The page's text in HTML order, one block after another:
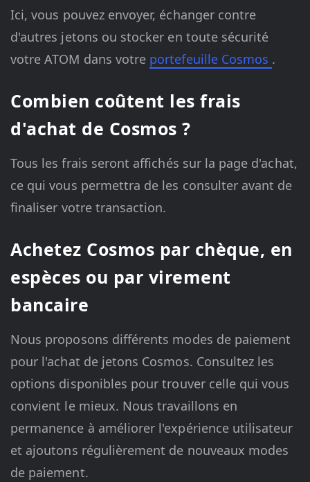
Ici, vous pouvez envoyer, échanger contre
d'autres jetons ou stocker en toute sécurité
votre ATOM dans votre portefeuille Cosmos .
Combien coûtent les frais
d'achat de Cosmos ?
Tous les frais seront affichés sur la page d'achat,
ce qui vous permettra de les consulter avant de
finaliser votre transaction.
Achetez Cosmos par chèque, en
espèces ou par virement
bancaire
Nous proposons différents modes de paiement
pour l'achat de jetons Cosmos. Consultez les
options disponibles pour trouver celle qui vous
convient le mieux. Nous travaillons en
permanence à améliorer l'expérience utilisateur
et ajoutons régulièrement de nouveaux modes
de paiement.